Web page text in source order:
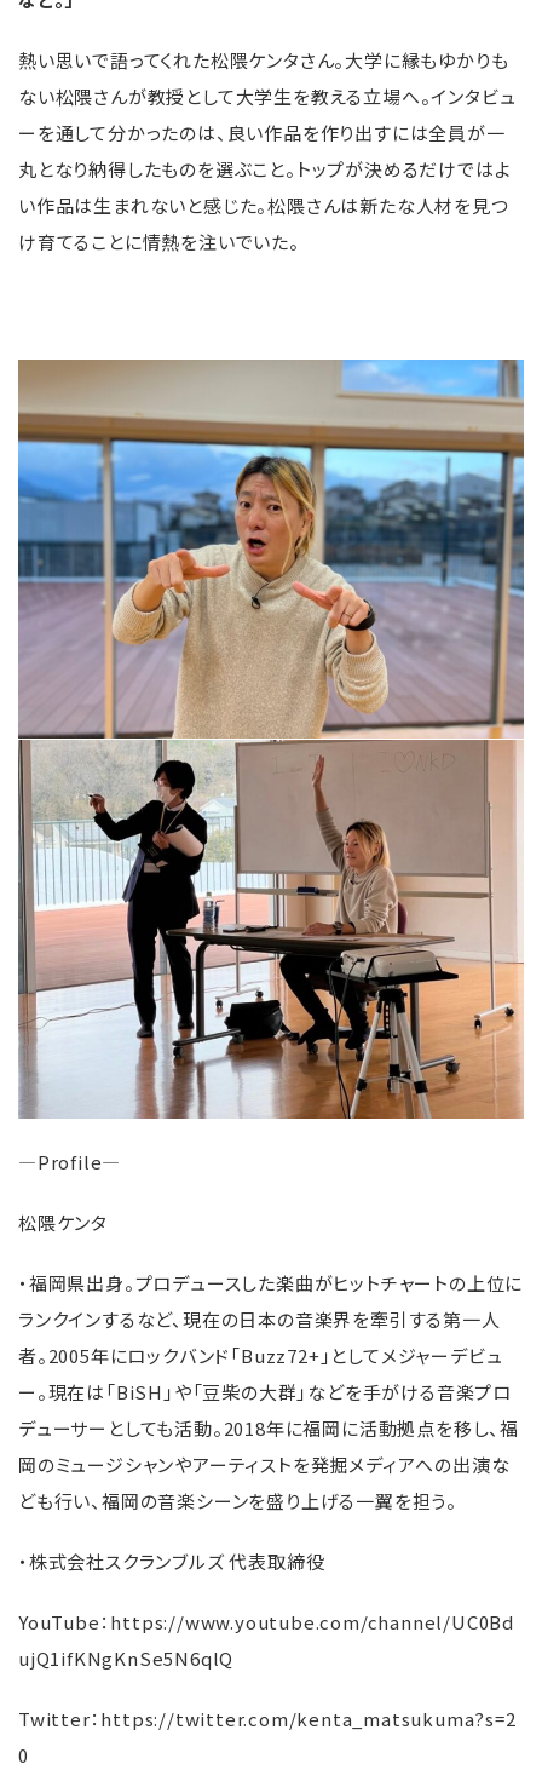
熱い思いで語ってくれた松隈ケンタさん。大学に縁もゆかりも
ない松隈さんが教授として大学生を教える立場へ。インタビュ
ーを通して分かったのは、良い作品を作り出すには全員が一
丸となり納得したものを選ぶこと。トップが決めるだけではよ
い作品は生まれないと感じた。松隈さんは新たな人材を見つ
け育てることに情熱を注いでいた。
―Profile―
松隈ケンタ
・福岡県出身。プロデュースした楽曲がヒットチャートの上位に
ランクインするなど、現在の日本の音楽界を牽引する第一人
者。2005年にロックバンド「Buzz72+」としてメジャーデビュ
ー。現在は「BiSH」や「豆柴の大群」などを手がける音楽プロ
デューサーとしても活動。2018年に福岡に活動拠点を移し、福
岡のミュージシャンやアーティストを発掘メディアへの出演な
ども行い、福岡の音楽シーンを盛り上げる一翼を担う。
・株式会社スクランブルズ 代表取締役
YouTube： https://www.youtube.com/channel/UC0Bd
ujQ1ifKNgKnSe5N6qlQ
Twitter： https://twitter.com/kenta_matsukuma?s=2
0